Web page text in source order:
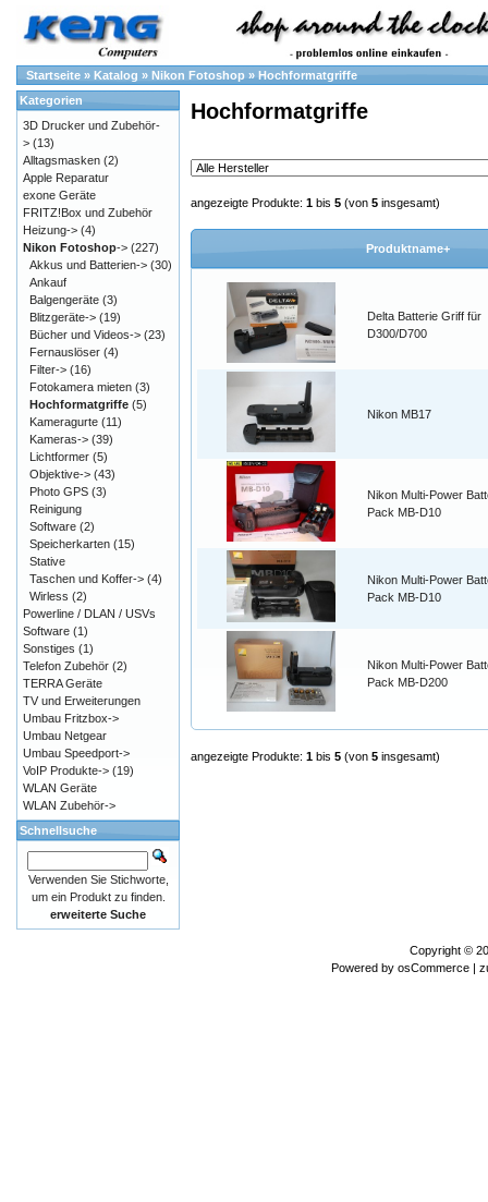
Startseite » Katalog » Nikon Fotoshop » Hochformatgriffe
Hochformatgriffe
angezeigte Produkte: 1 bis 5 (von 5 insgesamt)
Produktname+
Delta Batterie Griff für
D300/D700
Nikon MB17
Nikon Multi-Power
Pack MB-D10
Nikon Multi-Power
Pack MB-D10
Nikon Multi-Power
Pack MB-D200
angezeigte Produkte: 1 bis 5 (von 5 insgesamt)
Kategorien
3D Drucker und Zubehör-
> (13)
Alltagsmasken (2)
Apple Reparatur
exone Geräte
FRITZ!Box und Zubehör
Heizung-> (4)
Nikon Fotoshop-> (227)
Akkus und Batterien-> (30)
Ankauf
Balgengeräte (3)
Blitzgeräte-> (19)
Bücher und Videos-> (23)
Fernauslöser (4)
Filter-> (16)
Fotokamera mieten (3)
Hochformatgriffe (5)
Kameragurte (11)
Kameras-> (39)
Lichtformer (5)
Objektive-> (43)
Photo GPS (3)
Reinigung
Software (2)
Speicherkarten (15)
Stative
Taschen und Koffer-> (4)
Wirless (2)
Powerline / DLAN / USVs
Software (1)
Sonstiges (1)
Telefon Zubehör (2)
TERRA Geräte
TV und Erweiterungen
Umbau Fritzbox->
Umbau Netgear
Umbau Speedport->
VoIP Produkte-> (19)
WLAN Geräte
WLAN Zubehör->
Schnellsuche
Verwenden Sie Stichworte,
um ein Produkt zu finden.
erweiterte Suche
Copyright ©
Powered by osCommerce |